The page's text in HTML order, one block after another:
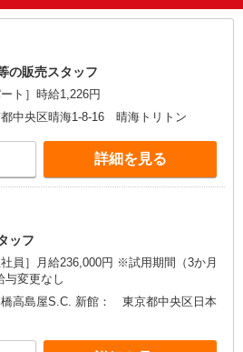
載期間終了
の販売スタッフ
ート］時給1,226円
中央区晴海1-8-16 晴海トリトン
詳細を見る
ッフ
社員］月給236,000円 ※試用期間（3か月
与変更なし
橋高島屋S.C. 新館： 東京都中央区日本